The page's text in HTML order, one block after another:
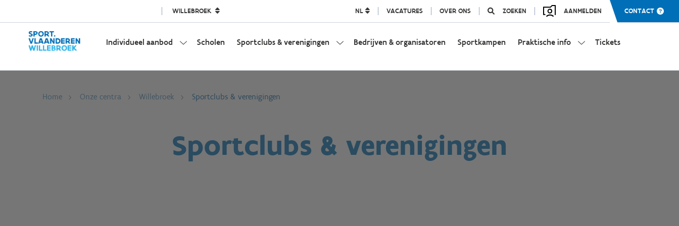
WILLEBROEK NL VACATURES OVER ONS ZOEKEN AANMELDEN CONTACT
Individueel aanbod Scholen Sportclubs & verenigingen Bedrijven & organisatoren Sportkampen Praktische info Tickets
Home Onze centra Willebroek Sportclubs & verenigingen
Sportclubs & verenigingen